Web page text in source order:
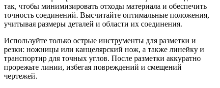
так, чтобы минимизировать отходы материала и обеспечить
точность соединений. Высчитайте оптимальные положения,
учитывая размеры деталей и области их соединения.
Используйте только острые инструменты для разметки и
резки: ножницы или канцелярский нож, а также линейку и
транспортир для точных углов. После разметки аккуратно
прорежьте линии, избегая повреждений и смещений
чертежей.